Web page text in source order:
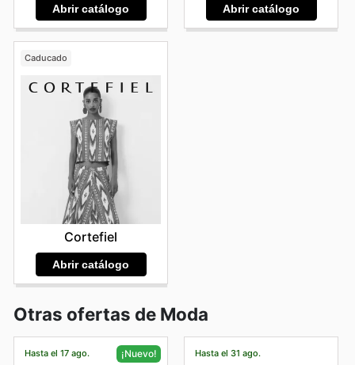
Abrir catálogo Abrir catálogo
Caducado
Cortefiel
Abrir catálogo
Otras ofertas de Moda
Hasta el 17 ago. ¡Nuevo! Hasta el 31 ago.